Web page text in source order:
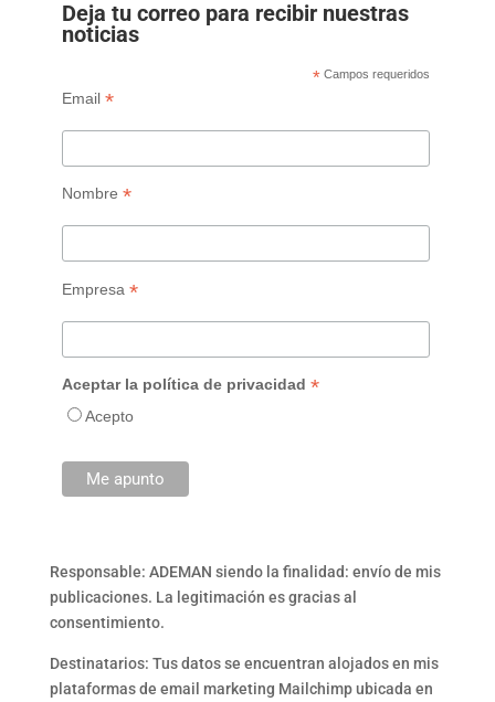
Deja tu correo para recibir nuestras
noticias
* Campos requeridos
Email *
Nombre *
Empresa *
Aceptar la política de privacidad *
Acepto
Responsable: ADEMAN siendo la finalidad: envío de mis
publicaciones. La legitimación es gracias al
consentimiento.
Destinatarios: Tus datos se encuentran alojados en mis
plataformas de email marketing Mailchimp ubicada en